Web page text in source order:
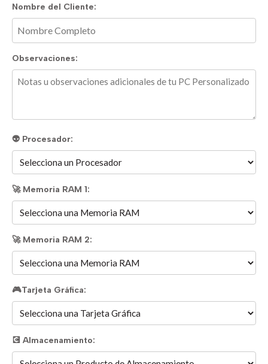
Nombre del Cliente:
Observaciones:
👽 Procesador:
🚀 Memoria RAM 1:
🚀 Memoria RAM 2:
🎮Tarjeta Gráfica:
💽 Almacenamiento: